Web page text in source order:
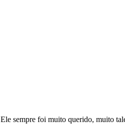
sempre foi muito querido, muito